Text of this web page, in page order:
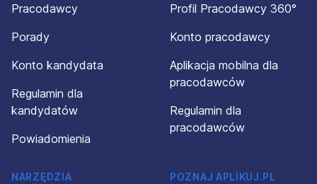
Pracodawcy
Porady
Konto kandydata
Regulamin dla
kandydatów
Powiadomienia
Profil Pracodawcy 360°
Konto pracodawcy
Aplikacja mobilna dla
pracodawców
Regulamin dla
pracodawców
NARZĘDZIA
POZNAJ APLIKUJ.PL